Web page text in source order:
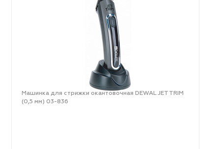
Машинка для стрижки окантовочная DEWAL JET TRIM
(0,5 мм) 03-836